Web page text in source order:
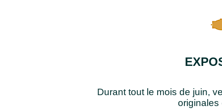
Durant tout le mois de juin,
originales